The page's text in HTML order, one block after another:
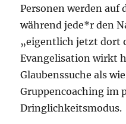
Personen werden auf
während jede*r den
„eigentlich jetzt dort
Evangelisation wirkt
Glaubenssuche als
Gruppencoaching im
Dringlichkeitsmodus.